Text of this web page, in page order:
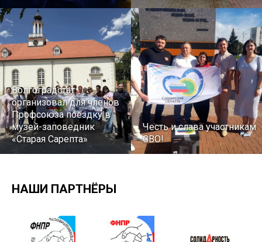
Волгоградстат
организовал для членов
Профсоюза поездку в
музей-заповедник
«Старая Сарепта»
Честь и слава участникам
СВО!
НАШИ ПАРТНЁРЫ